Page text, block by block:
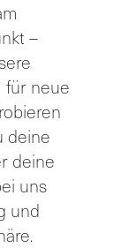
–
für neue
deine
deine
uns
und